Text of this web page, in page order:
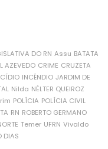
DO RN Assu BATATA
AZEVEDO CRIME CRUZETA
INCÊNDIO JARDIM DE
Nilda NÉLTER QUEIROZ
POLÍCIA POLÍCIA CIVIL
RN ROBERTO GERMANO
Temer UFRN Vivaldo
DIAS